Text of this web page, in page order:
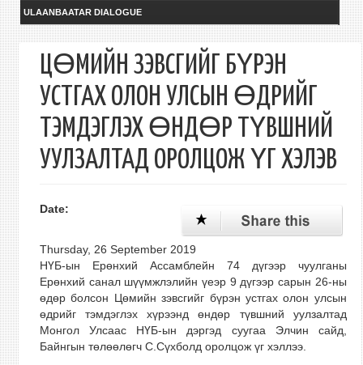
ULAANBAATAR DIALOGUE
ЦӨМИЙН ЗЭВСГИЙГ БҮРЭН
УСТГАХ ОЛОН УЛСЫН ӨДРИЙГ
ТЭМДЭГЛЭХ ӨНДӨР ТҮВШНИЙ
УУЛЗАЛТАД ОРОЛЦОЖ ҮГ ХЭЛЭВ
Date:
Thursday, 26 September 2019
НҮБ-ын Ерөнхий Ассамблейн 74 дүгээр чуулганы
Ерөнхий санал шүүмжлэлийн үеэр 9 дүгээр сарын 26-ны
өдөр болсон Цөмийн зэвсгийг бүрэн устгах олон улсын
өдрийг тэмдэглэх хүрээнд өндөр түвшний уулзалтад
Монгол Улсаас НҮБ-ын дэргэд суугаа Элчин сайд,
Байнгын төлөөлөгч С.Сүхболд оролцож үг хэллээ.